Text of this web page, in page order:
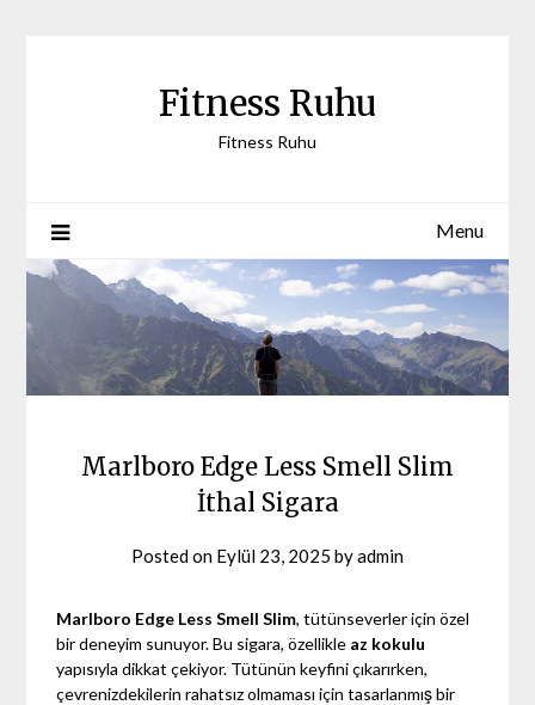
Fitness Ruhu
Fitness Ruhu
Menu
Marlboro Edge Less Smell Slim
İthal Sigara
Posted on Eylül 23, 2025 byadmin
Marlboro Edge Less Smell Slim, tütünseverler için özel
bir deneyim sunuyor. Bu sigara, özellikle az kokulu
yapısıyla dikkat çekiyor. Tütünün keyfini çıkarırken,
çevrenizdekilerin rahatsız olmaması için tasarlanmış bir